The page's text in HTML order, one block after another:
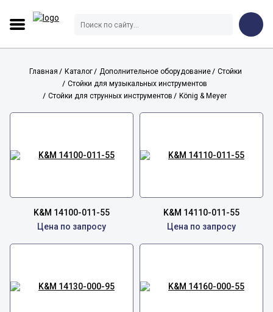
Главная Каталог Дополнительное оборудование
Стойки
Стойки для музыкальных инструментов
Стойки для струнных инструментов
König & Meyer
K&M 14100-011-55
Цена по запросу
K&M 14110-011-55
Цена по запросу